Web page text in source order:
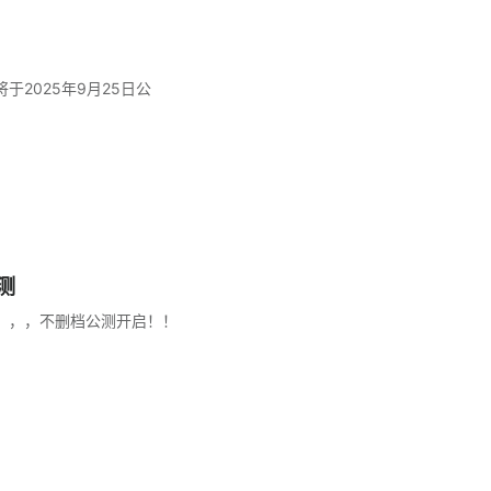
于2025年9月25日公
，不删档公测开启！！